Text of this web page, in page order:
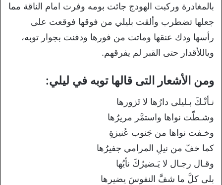
بالمغادرة وركبت الهودج جائت بومه وفرت امام الناقة مما
جعلها تضطرب وألقت بليلي من فوقها فوقعت على
رأسها ودك عنقها وماتت من فورها ودفنت بجوار توبه،
وياللأقدار حتى القبر لم يفرقهم.
ومن الأشعار التى قالها توبه في ليلي:
نـأتْـكَ بـليلى دارُها لا تَزورها
وشـطّت نواها واستمَّر مريرُها
وخـفت نواها من جَنوب عُنيزةٍ
كما خفّ من نيلِ المرامي جفيرُها
وقـال رجـال لا يَـضيرُكَ نأيُها
بلى كلَّ ما شفَّ النفوسَ يضيرها